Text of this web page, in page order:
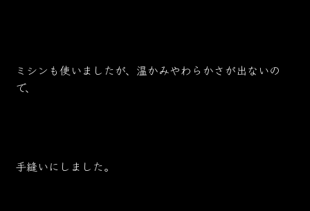
ミシンも使いましたが、温かみやわらかさが出ないの
で、
手縫いにしました。